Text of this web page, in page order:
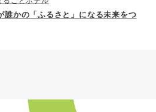
誰かの「ふるさと」になる未来をつ